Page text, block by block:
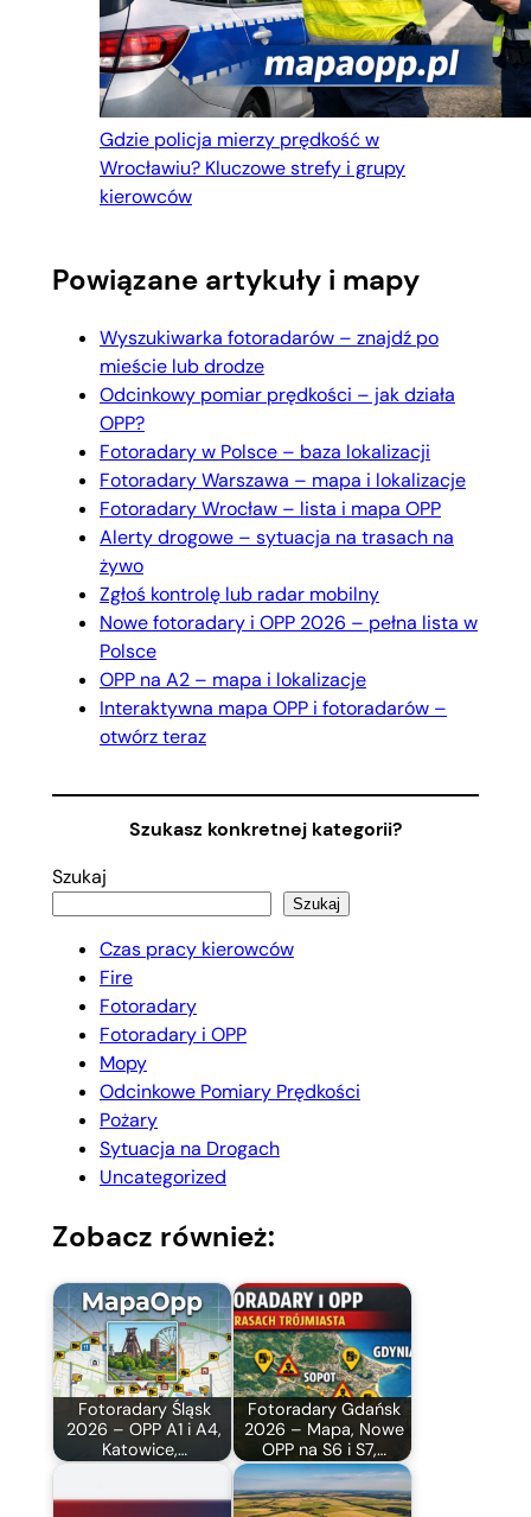
Gdzie policja mierzy prędkość w
Wrocławiu? Kluczowe strefy i grupy
kierowców
Powiązane artykuły i mapy
Wyszukiwarka fotoradarów – znajdź po
mieście lub drodze
Odcinkowy pomiar prędkości – jak działa
OPP?
Fotoradary w Polsce – baza lokalizacji
Fotoradary Warszawa – mapa i lokalizacje
Fotoradary Wrocław – lista i mapa OPP
Alerty drogowe – sytuacja na trasach na
żywo
Zgłoś kontrolę lub radar mobilny
Nowe fotoradary i OPP 2026 – pełna lista w
Polsce
OPP na A2 – mapa i lokalizacje
Interaktywna mapa OPP i fotoradarów –
otwórz teraz
Szukasz konkretnej kategorii?
Szukaj
Szukaj
Czas pracy kierowców
Fire
Fotoradary
Fotoradary i OPP
Mopy
Odcinkowe Pomiary Prędkości
Pożary
Sytuacja na Drogach
Uncategorized
Zobacz również:
Fotoradary Śląsk
2026 – OPP A1 i A4,
Katowice,…
Fotoradary Gdańsk
2026 – Mapa, Nowe
OPP na S6 i S7,…